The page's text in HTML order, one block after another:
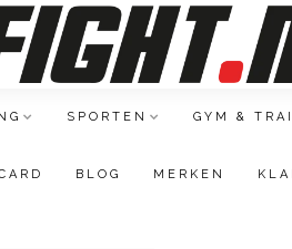
SPORTEN GYM &
BLOG MERKEN